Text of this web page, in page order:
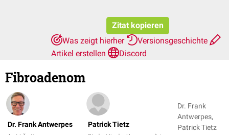
Zitat kopieren
Was zeigt hierher
Versionsgeschichte
Artikel erstellen
Discord
Fibroadenom
Dr. Frank Antwerpes Patrick Tietz
Dr. Frank
Antwerpes,
Patrick Tietz